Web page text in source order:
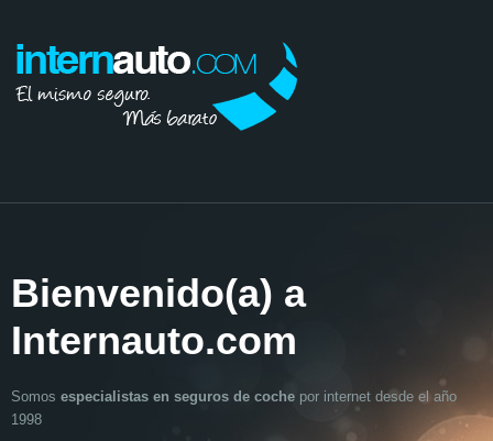
Bienvenido(a) a
Internauto.com
Somos especialistas en seguros de coche por internet desde el año
1998
El mismo seguro
más barato
Elseguro para tu coche con las mejores condiciones del mercado.
Calcula tu precio ahora!